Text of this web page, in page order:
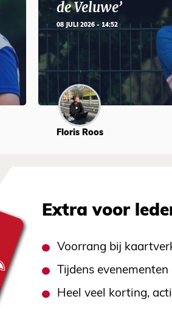
de Veluwe’
08 JULI 2026 - 14:52
Floris Roos
Extra voor
Voorrang bij
Tijdens
Heel veel korting,